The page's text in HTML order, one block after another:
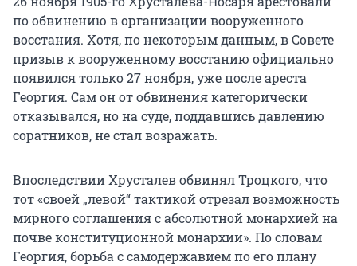
по обвинению в организации вооруженного
восстания. Хотя, по некоторым данным, в Совете
призыв к вооруженному восстанию официально
появился только 27 ноября, уже после ареста
Георгия. Сам он от обвинения категорически
отказывался, но на суде, поддавшись давлению
соратников, не стал возражать.
Впоследствии Хрусталев обвинял Троцкого, что
тот «своей „левой“ тактикой отрезал возможность
мирного соглашения с абсолютной монархией на
почве конституционной монархии». По словам
Георгия, борьба с самодержавием по его плану